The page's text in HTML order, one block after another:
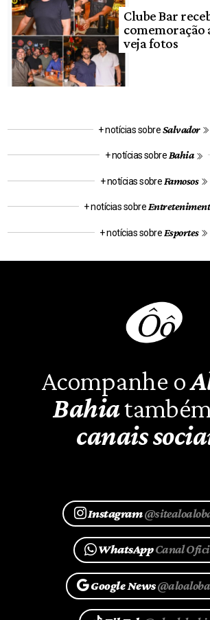
Clube Bar
comemoração
veja fotos
+ notícias sobreSalvador
+ notícias sobre Bahia
+ notícias sobre Famosos
+ notícias sobre
+ notícias sobre Esportes
Acompanhe o
Bahia
canais
Instagram
WhatsAppCanal
Google News